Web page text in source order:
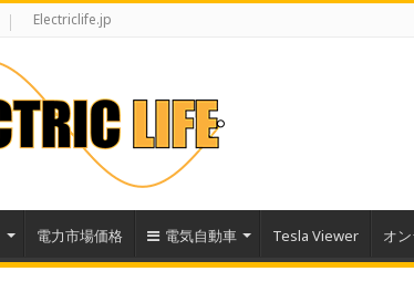
Electriclife.jp
電力市場価格 電気自動車 Tesla Viewer オ